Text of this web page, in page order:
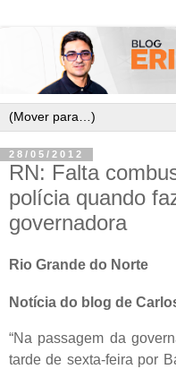
28/05/2012
RN: Falta
polícia quando
governadora
Rio Grande do Norte
Notícia do blog de
“Na passagem da
tarde de sexta-feira por